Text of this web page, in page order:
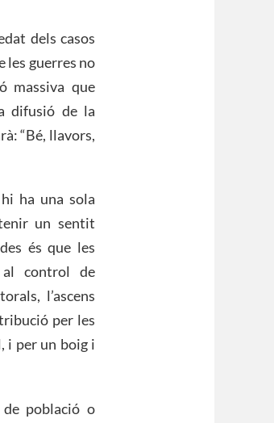
dels casos
les guerres no
massiva que
difusió de la
“Bé, llavors,
ha una sola
un sentit
és que les
al control de
l’ascens
per les
i per un boig i
població o